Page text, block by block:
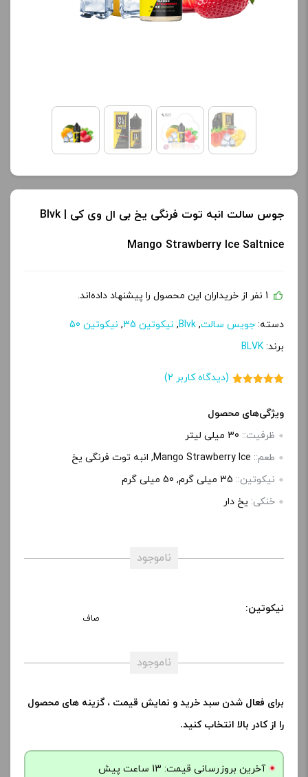
تمامی قیمت ها بروز
افزودن به سبد خرید
ی
تمامی قیمت ها بروز
افزودن به سبد خرید
جوس سالت انبه توت فرنگی یخ بی ال وی کی | Blvk
Mango Strawberry Ice Saltnice
1 نفر از خریداران این محصول را پیشنهاد داده‌اند.
دسته: جویس سالت,
Blvk
, نیکوتین 35 , نیکوتین 50
برند: BLVK
مشتری
(دیدگاه کاربر 2
)
ویژگی‌های محصول
ظرفیت:: 30 میلی‌ لیتر
طعم:: Mango Strawberry Ice, انبه توت فرنگی یخ
نیکوتین:: 35 میلی‌ گرم, 50 میلی گرم
خنکی: یخ دار
ناموجود
نیکوتین:
صاف
ناموجود
برای فعال شدن سبد خرید و نمایش قیمت ، گزینه های محصول
را از کادر بالا انتخاب کنید.
آخرین بروزرسانی قیمت: 13 ساعت پیش